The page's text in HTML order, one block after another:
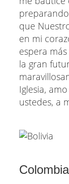
que
en mi
espera
la gran
Iglesia,
ustedes, a
Colombia